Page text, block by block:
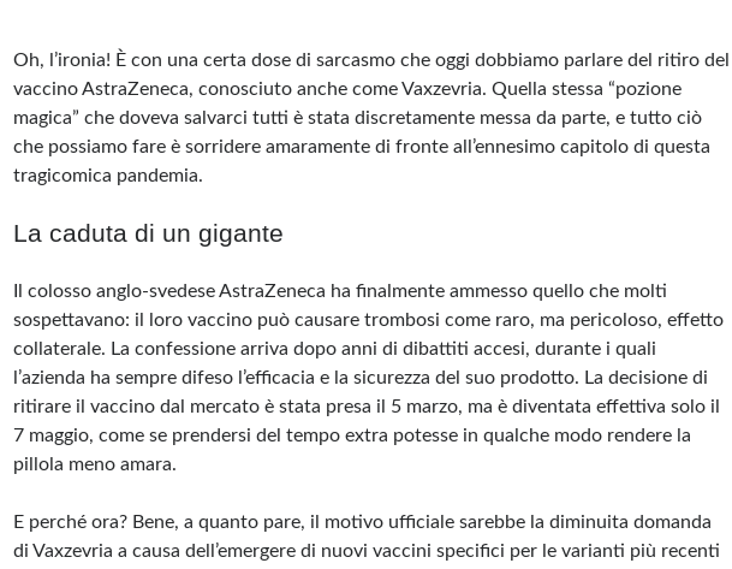
Oh, l’ironia! È con una certa dose di sarcasmo che oggi dobbiamo parlare del ritiro del
vaccino AstraZeneca, conosciuto anche come Vaxzevria. Quella stessa “pozione
magica” che doveva salvarci tutti è stata discretamente messa da parte, e tutto ciò
che possiamo fare è sorridere amaramente di fronte all’ennesimo capitolo di questa
tragicomica pandemia.
La caduta di un gigante
Il colosso anglo-svedese AstraZeneca ha finalmente ammesso quello che molti
sospettavano: il loro vaccino può causare trombosi come raro, ma pericoloso, effetto
collaterale. La confessione arriva dopo anni di dibattiti accesi, durante i quali
l’azienda ha sempre difeso l’efficacia e la sicurezza del suo prodotto. La decisione di
ritirare il vaccino dal mercato è stata presa il 5 marzo, ma è diventata effettiva solo il
7 maggio, come se prendersi del tempo extra potesse in qualche modo rendere la
pillola meno amara.
E perché ora? Bene, a quanto pare, il motivo ufficiale sarebbe la diminuita domanda
di Vaxzevria a causa dell’emergere di nuovi vaccini specifici per le varianti più recenti